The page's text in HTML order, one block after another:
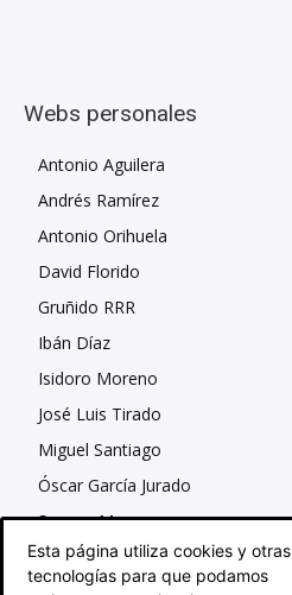
Webs personales
Antonio Aguilera
Andrés Ramírez
Antonio Orihuela
David Florido
Gruñido RRR
Ibán Díaz
Isidoro Moreno
José Luis Tirado
Miguel Santiago
Óscar García Jurado
Susana Moreno
Esta página utiliza cookies y otras
tecnologías para que podamos